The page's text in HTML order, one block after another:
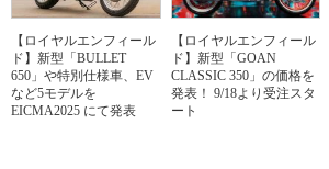
【ロイヤルエンフィール
ド】新型「BULLET
650」や特別仕様車、EV
など5モデルを
EICMA2025 にて発表
【ロイヤルエンフィール
ド】新型「GOAN
CLASSIC 350」の価格を
発表！ 9/18より受注スタ
ート